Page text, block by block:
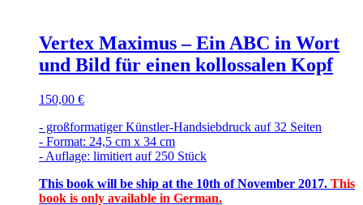
Vertex Maximus – Ein ABC in Wort
und Bild für einen kollossalen Kopf
150,00 €
- großformatiger Künstler-Handsiebdruck auf 32 Seiten
- Format: 24,5 cm x 34 cm
- Auflage: limitiert auf 250 Stück
This book will be ship at the 10th of November 2017. This
book is only available in German.